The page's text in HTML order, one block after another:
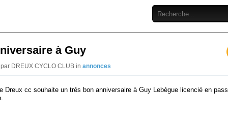
à Guy
DREUX CYCLO CLUB in annonces
Dreux cc souhaite un trés bon anniversaire à Guy Lebègue licencié en pass